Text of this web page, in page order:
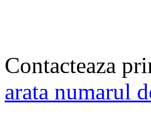
Contacteaza
arata numarul